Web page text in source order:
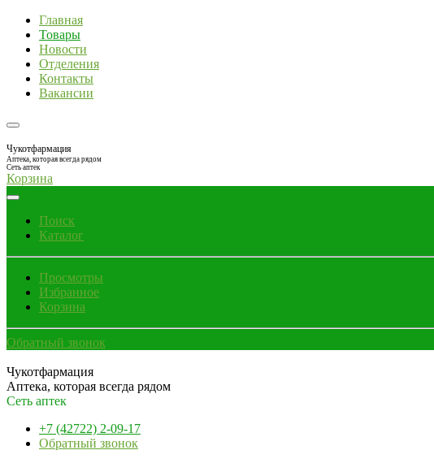
Главная
Товары
Новости
Отделения
Контакты
Вакансии
Чукотфармация
Аптека, которая всегда рядом
Сеть аптек
Корзина
Поиск
Каталог
Просмотры
Избранное
Корзина
Обратный звонок
Чукотфармация
Аптека, которая всегда рядом
Сеть аптек
+7 (42722) 2-09-17
Обратный звонок